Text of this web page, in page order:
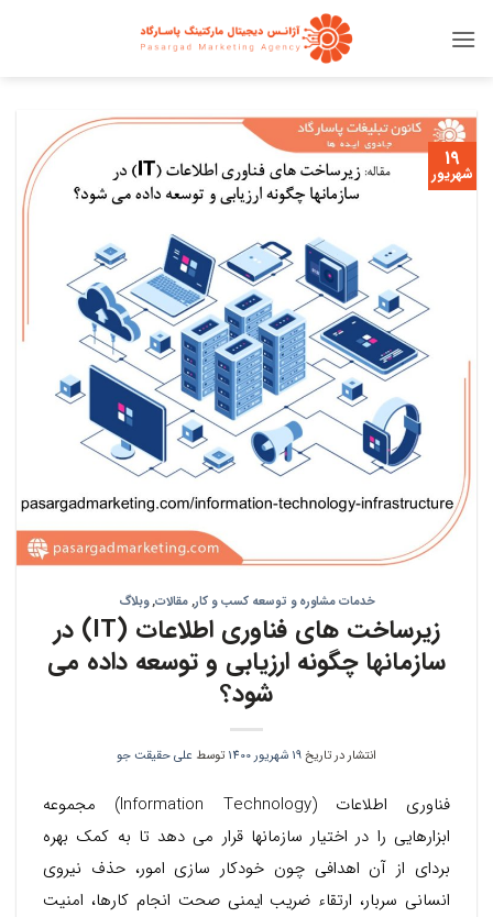
19
شهریور
خدمات مشاوره و توسعه کسب و کار,مقالات,وبلاگ
زیرساخت های فناوری اطلاعات (IT) در
سازمانها چگونه ارزیابی و توسعه داده می
شود؟
انتشار در تاریخ19 شهریور 1400 توسط علی حقیقت جو
فناوری اطلاعات (Information Technology) مجموعه
ابزارهایی را در اختیار سازمانها قرار می دهد تا به کمک بهره
بردای از آن اهدافی چون خودکار سازی امور، حذف نیروی
انسانی سربار، ارتقاء ضریب ایمنی صحت انجام کارها، امنیت